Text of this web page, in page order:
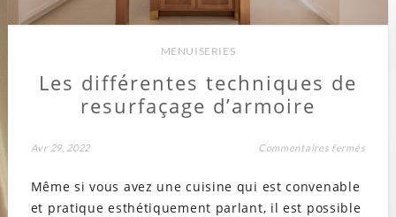
MENUISERIES
Les différentes techniques de
resurfaçage d’armoire
Avr 29, 2022 Commentaires ferméssur
Même si vous avez une cuisine qui est convenable
et pratique esthétiquement parlant, il est possible